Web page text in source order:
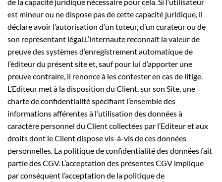
est mineur ou ne dispose pas de cette capacité juridique, il
déclare avoir l’autorisation d’un tuteur, d’un curateur ou de
son représentant légal.L’internaute reconnaît la valeur de
preuve des systèmes d’enregistrement automatique de
l’éditeur du présent site et, sauf pour lui d’apporter une
preuve contraire, il renonce à les contester en cas de litige.
L’Editeur met à la disposition du Client, sur son Site, une
charte de confidentialité spécifiant l’ensemble des
informations afférentes à l’utilisation des données à
caractère personnel du Client collectées par l’Editeur et aux
droits dont le Client dispose vis-à-vis de ces données
personnelles. La politique de confidentialité des données fait
partie des CGV. L’acceptation des présentes CGV implique
par conséquent l’acceptation de la politique de